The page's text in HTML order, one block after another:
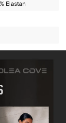
Elastan